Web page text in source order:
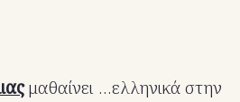
μαθαίνει …ελληνικά στην